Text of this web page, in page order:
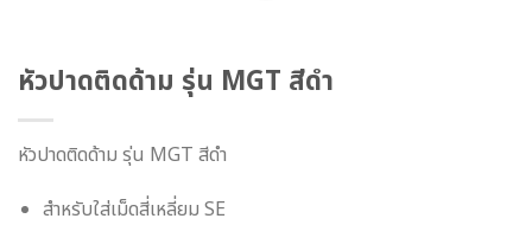
หัวปาดติดด้าม รุ่น MGT สีดำ
หัวปาดติดด้าม รุ่น MGT สีดำ
สำหรับใส่เม็ดสี่เหลี่ยม SE